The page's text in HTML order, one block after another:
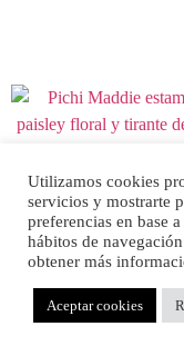
Pichi Maddie
estampado
floral y
vichy
49.00
Utilizamos cookies
servicios y mostrarte
preferencias en base
hábitos de
obtener más
Aceptar cookies